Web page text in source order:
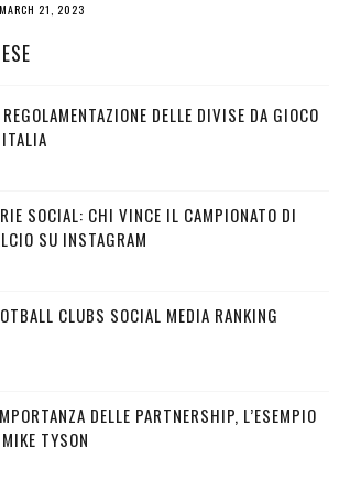
MARCH 21, 2023
DELLE DIVISE DA GIOCO
SOCIAL: CHI VINCE IL CAMPIONATO DI
SU INSTAGRAM
CLUBS SOCIAL MEDIA RANKING
DELLE PARTNERSHIP, L’ESEMPIO
TYSON